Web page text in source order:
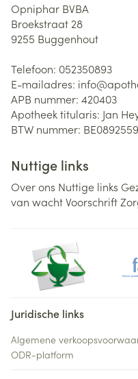
Opniphar BVBA
Broekstraat 28
9255 Buggenhout
Telefoon: 052350893
E-mailadres: info@
APB nummer: 420403
Apotheek titularis: Jan
BTW nummer:
Nuttige links
Over ons Nuttige links
van wachtVoorschrift
Juridische links
Algemene
ODR-platform